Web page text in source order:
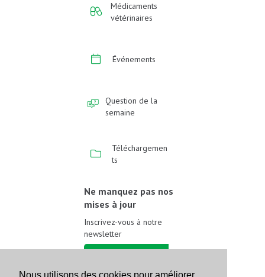
Médicaments
vétérinaires
Événements
Question de la
semaine
Téléchargemen
ts
Ne manquez pas nos
mises à jour
Inscrivez-vous à notre
newsletter